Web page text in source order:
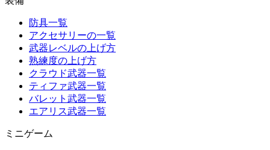
防具一覧
アクセサリーの一覧
武器レベルの上げ方
熟練度の上げ方
クラウド武器一覧
ティファ武器一覧
バレット武器一覧
エアリス武器一覧
ミニゲーム